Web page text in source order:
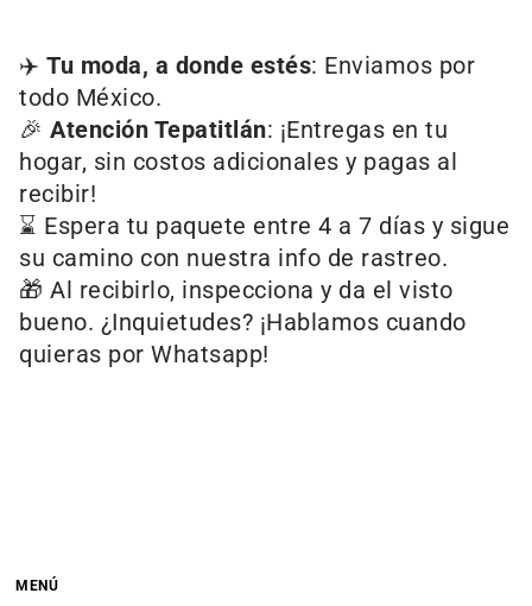
✈️ Tu moda, a donde estés: Enviamos por
todo México.
🎉 Atención Tepatitlán: ¡Entregas en tu
hogar, sin costos adicionales y pagas al
recibir!
⌛ Espera tu paquete entre 4 a 7 días y sigue
su camino con nuestra info de rastreo.
🎁 Al recibirlo, inspecciona y da el visto
bueno. ¿Inquietudes? ¡Hablamos cuando
quieras por Whatsapp!
MENÚ